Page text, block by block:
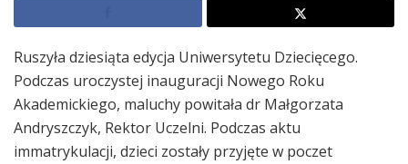
Ruszyła dziesiąta edycja Uniwersytetu Dziecięcego.
Podczas uroczystej inauguracji Nowego Roku
Akademickiego, maluchy powitała dr Małgorzata
Andryszczyk, Rektor Uczelni. Podczas aktu
immatrykulacji, dzieci zostały przyjęte w poczet